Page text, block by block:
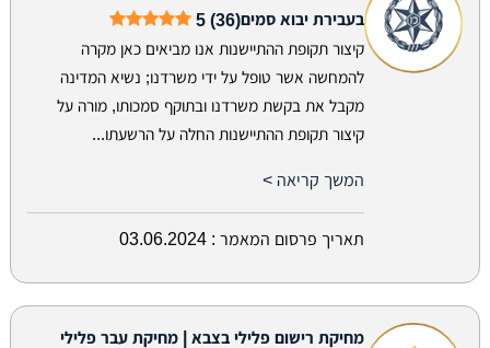
בעבירת יבוא סמים5 (36)
קיצור תקופת ההתיישנות אנו מביאים כאן מקרה
להמחשה אשר טופל על ידי משרדנו; נשיא המדינה
מקבל את בקשת משרדנו ובתוקף סמכותו, מורה על
קיצור תקופת ההתיישנות החלה על הרשעתו...
המשך קריאה >
תאריך פרסום המאמר : 03.06.2024
מחיקת רישום פלילי בצבא | מחיקת עבר פלילי